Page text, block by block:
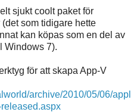
sjukt coolt paket för
som tidigare hette
kan köpas som en del av
Windows 7).
för att skapa App-V
archive/2010/05/06/appl